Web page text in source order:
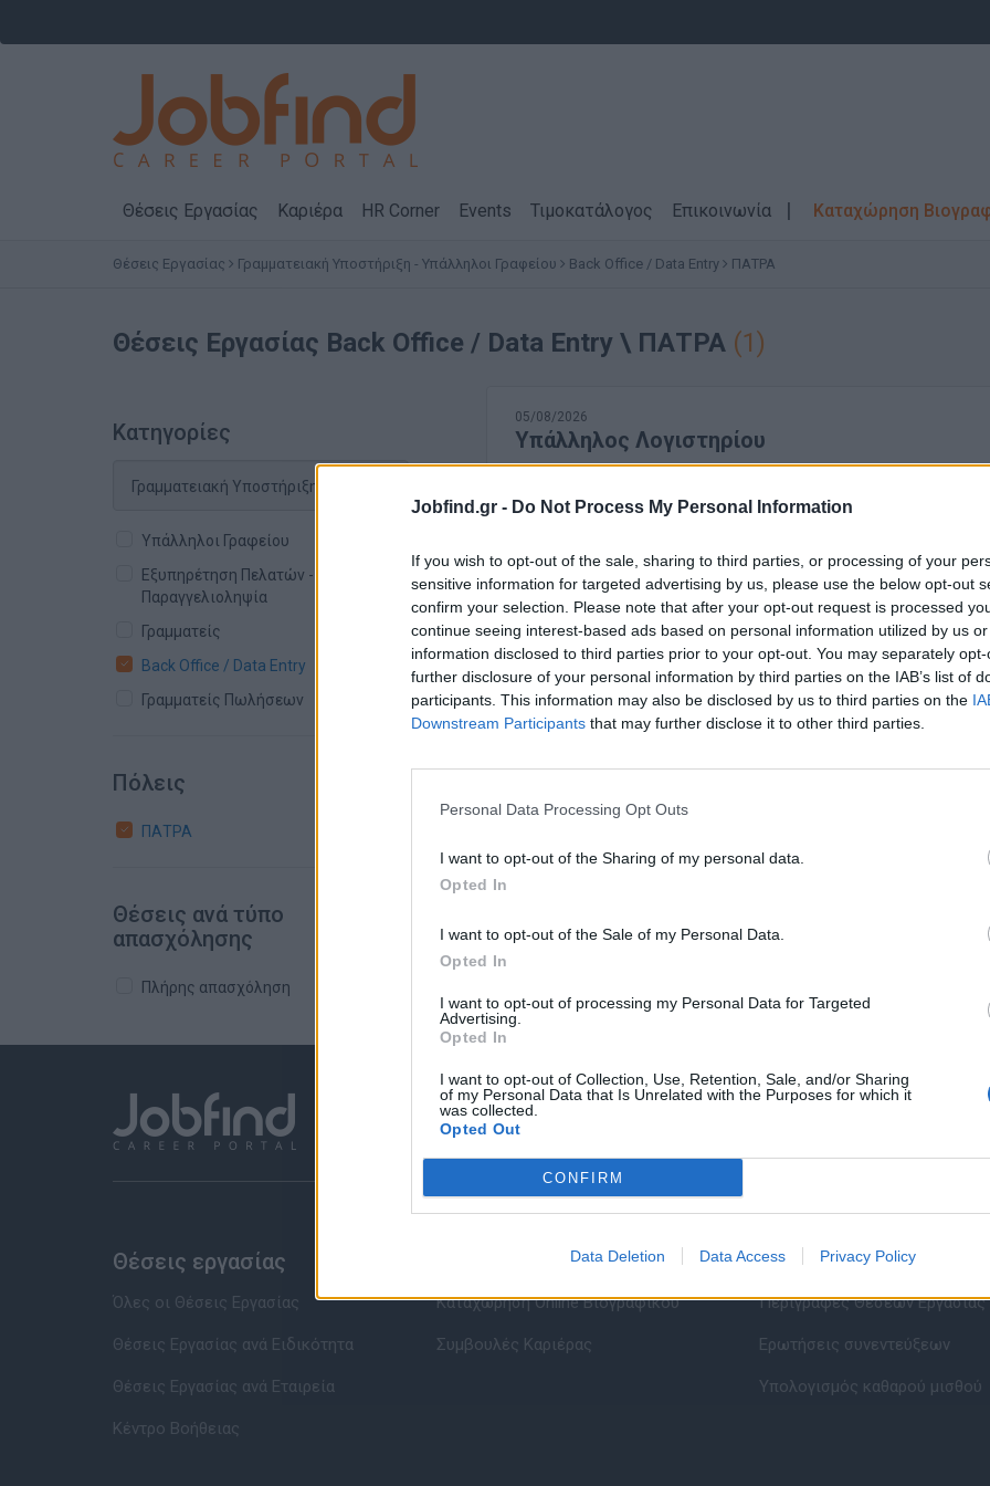
Jobfind.gr - Do Not Process My Personal Information
If you wish to opt-out of the sale, sharing to third parties, or processing of your
sensitive information for targeted advertising by us, please use the below opt-out
confirm your selection. Please note that after your opt-out request is processed
continue seeing interest-based ads based on personal information utilized by us
information disclosed to third parties prior to your opt-out. You may separately
further disclosure of your personal information by third parties on the IAB’s list of
participants. This information may also be disclosed by us to third parties on the
Downstream Participants that may further disclose it to other third parties.
Personal Data Processing Opt Outs
I want to opt-out of the Sharing of my personal data.
Opted In
I want to opt-out of the Sale of my Personal Data.
Opted In
I want to opt-out of processing my Personal Data for Targeted
Advertising.
Opted In
I want to opt-out of Collection, Use, Retention, Sale, and/or Sharing
of my Personal Data that Is Unrelated with the Purposes for which it
was collected.
Opted Out
CONFIRM
Data Deletion Data Access Privacy Policy
Θέσεις Εργασίας Καριέρα HR Corner Events Τιμοκατάλογος Επικοινωνία Καταχώρηση
Θέσεις Εργασίας Γραμματειακή Υποστήριξη - Υπάλληλοι Γραφείου Back Office / Data Entry ΠΑΤΡΑ
Θέσεις Εργασίας Back Office / Data Entry \ ΠΑΤΡΑ (1)
Κατηγορίες
Υπάλληλοι Γραφείου
Εξυπηρέτηση Πελατών -
Παραγγελιοληψία
Γραμματείς
Back Office / Data Entry
Γραμματείς Πωλήσεων
Πόλεις
ΠΑΤΡΑ
Θέσεις ανά τύπο
απασχόλησης
Πλήρης απασχόληση
05/08/2026
Υπάλληλος Λογιστηρίου
Λογιστήριο - Οικονομική Διεύθυνση
Πλήρης απασχόληση
σελίδα1 από 1
Θέσεις εργασίας
Όλες οι Θέσεις Εργασίας
Θέσεις Εργασίας ανά Ειδικότητα
Θέσεις Εργασίας ανά Εταιρεία
Κέντρο Βοήθειας
Υπηρεσίες υποψηφίων
Καταχώρηση Online Βιογραφικού
Συμβουλές Καριέρας
HR corner
Περιγραφές Θέσεων Εργασίας
Ερωτήσεις συνεντεύξεων
Υπολογισμός καθαρού μισθού